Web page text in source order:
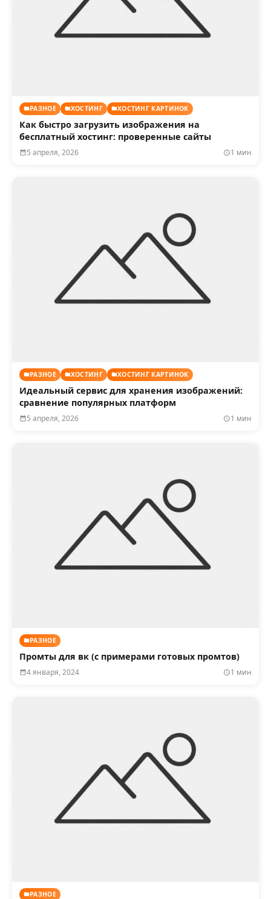
РАЗНОЕ ХОСТИНГ ХОСТИНГ КАРТИНОК
Как быстро загрузить изображения на
бесплатный хостинг: проверенные сайты
5 апреля, 2026 1 мин
РАЗНОЕ ХОСТИНГ ХОСТИНГ КАРТИНОК
Идеальный сервис для хранения изображений:
сравнение популярных платформ
5 апреля, 2026 1 мин
РАЗНОЕ
Промты для вк (с примерами готовых промтов)
4 января, 2024 1 мин
РАЗНОЕ